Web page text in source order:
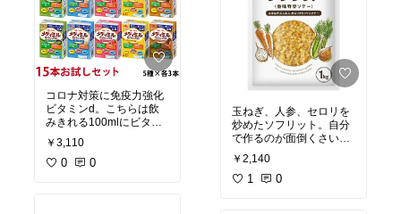
コロナ対策に免疫力強化
ビタミンd。こちらは飲
みきれる100mlにビタミ
ンdが20μgも入ってい
る！！施設のおじーちゃ
んに届けています。ただ
￥3,110
0 0
で、普段は裏面（ミゾな
し）で調理して、盛り付
けで出すときは表面（ミ
ゾあり）にするとよさそ
玉ねぎ、人参、セロリを
炒めたソフリット。自分
で作るのが面倒くさい人
は市販品もある。フレン
チのミルポアも同じだ
し、基本的に洋風のスー
￥2,140
1 0